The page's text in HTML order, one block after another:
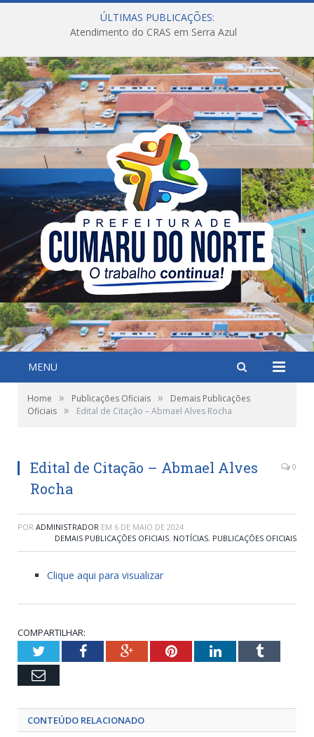
ÚLTIMAS PUBLICAÇÕES:
Atendimento do CRAS em Serra Azul
MENU
Home » Publicações Oficiais »
Demais Publicações
Oficiais » Edital de Citação – Abmael Alves Rocha
Edital de Citação – Abmael Alves
Rocha
0
POR ADMINISTRADOR EM 6 DE MAIO DE 2024
DEMAIS PUBLICAÇÕES OFICIAIS, NOTÍCIAS, PUBLICAÇÕES OFICIAIS
Clique aqui para visualizar
COMPARTILHAR:
TwitterFacebookGoogle+PinterestLinkedInTumblr
Email
CONTEÚDO RELACIONADO